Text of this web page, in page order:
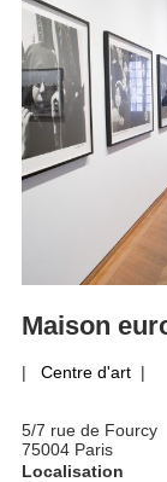
Maison
| Centre d'art|
5/7 rue de Fourcy
75004 Paris
Localisation